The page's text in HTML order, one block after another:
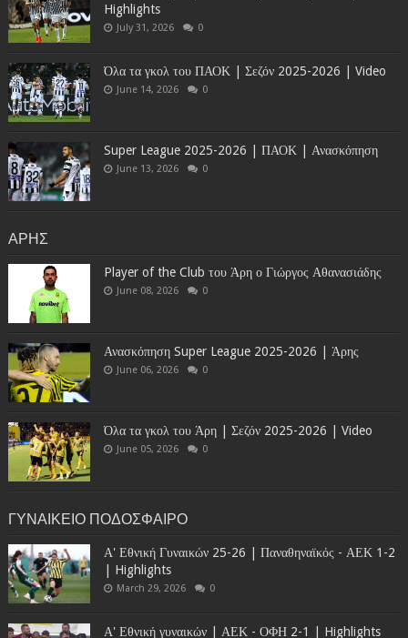
Highlights
July 31, 2026 0
Όλα τα γκολ του ΠΑΟΚ | Σεζόν 2025-2026 | Video
June 14, 2026 0
Super League 2025-2026 | ΠΑΟΚ | Ανασκόπηση
June 13, 2026 0
ΑΡΗΣ
Player of the Club του Άρη ο Γιώργος Αθανασιάδης
June 08, 2026 0
Ανασκόπηση Super League 2025-2026 | Άρης
June 06, 2026 0
Όλα τα γκολ του Άρη | Σεζόν 2025-2026 | Video
June 05, 2026 0
ΓΥΝΑΙΚΕΙΟ ΠΟΔΟΣΦΑΙΡΟ
Α' Εθνική Γυναικών 25-26 | Παναθηναϊκός - ΑΕΚ 1-2
| Highlights
March 29, 2026 0
Α' Εθνική γυναικών | ΑΕΚ - ΟΦΗ 2-1 | Highlights